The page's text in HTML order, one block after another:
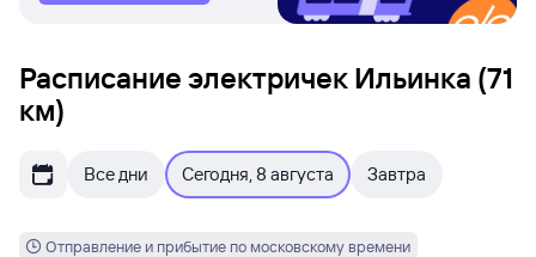
Расписание электричек Ильинка (71
км)
Все дни Сегодня, 8 августа Завтра
Отправление и прибытие по московскому времени